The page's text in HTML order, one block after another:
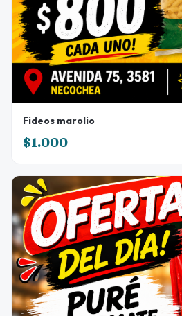
Fideos marolio
$1.000